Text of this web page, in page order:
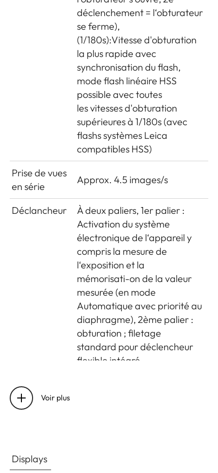
déclenchement = l‘obturateur
se ferme),
(1/180s):Vitesse d'obturation
la plus rapide avec
synchronisation du flash,
mode flash linéaire HSS
possible avec toutes
les vitesses d'obturation
supérieures à 1/180s (avec
flashs systèmes Leica
compatibles HSS)
Prise de vues
en série
Approx. 4.5 images/s
Déclancheur
À deux paliers, 1er palier :
Activation du système
électronique de l‘appareil y
compris la mesure de
l‘exposition et la
mémorisati-on de la valeur
mesurée (en mode
Automatique avec priorité au
diaphragme), 2ème palier :
obturation ; filetage
standard pour déclencheur
flexible intégré.
Retardateur
Voir plus
Displays